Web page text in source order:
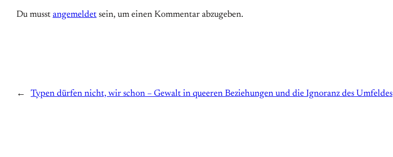
Du musst angemeldet sein, um einen Kommentar abzugeben.
← Typen dürfen nicht, wir schon – Gewalt in queeren Beziehungen und die Ignoranz des Umfeldes